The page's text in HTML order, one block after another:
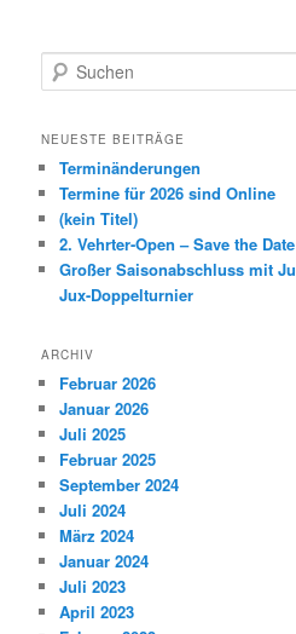
u
h
NEUESTE BEITRÄGE
Terminänderungen
Termine für 2026 sind Online
(kein Titel)
2. Vehrter-Open – Save the Date
Großer Saisonabschluss mit
Jux-Doppelturnier
ARCHIV
Februar 2026
Januar 2026
Juli 2025
Februar 2025
September 2024
Juli 2024
März 2024
Januar 2024
Juli 2023
April 2023